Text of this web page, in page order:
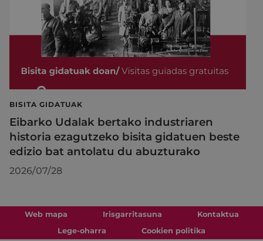
BISITA GIDATUAK
Eibarko Udalak bertako industriaren
historia ezagutzeko bisita gidatuen beste
edizio bat antolatu du abuzturako
2026/07/28
Web mapa Irisgarritasuna
Kontaktua
Lege-oharra
Cookien politika